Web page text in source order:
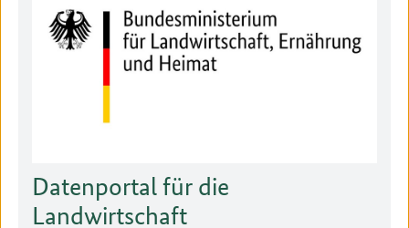
Datenportal für die
Landwirtschaft